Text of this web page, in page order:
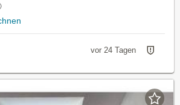
vor 24 Tagen